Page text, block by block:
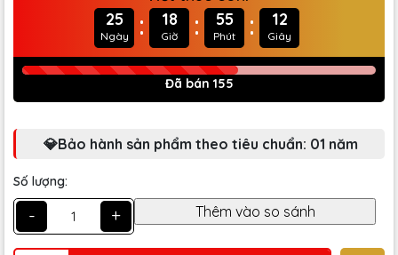
25
Ngày : 18
Giờ : 55
Phút : 11
Giây
Đã bán 155
💎Bảo hành sản phẩm theo tiêu chuẩn: 01 năm
Số lượng:
- +